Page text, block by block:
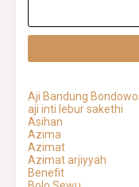
Aji Bandung
aji inti lebur sakethi
Asihan
Azima
Azimat
Azimat arjiyyah
Benefit